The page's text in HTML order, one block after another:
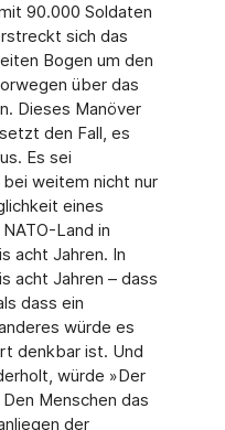
90.000 Soldaten
sich das
Bogen um den
über das
Dieses Manöver
den Fall, es
Es sei
weitem nicht nur
eines
Land in
acht Jahren. In
acht Jahren – dass
dass ein
würde es
denkbar ist. Und
würde »Der
Menschen das
der